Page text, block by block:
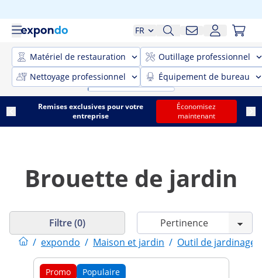
FR
Matériel de restauration
Outillage professionnel
Nettoyage professionnel
Équipement de bureau
Remises exclusives pour votre
entreprise
Économisez
maintenant
Brouette de jardin
/ expondo / Maison et jardin / Outil de jardinage
Filtre (0)
Promo Populaire